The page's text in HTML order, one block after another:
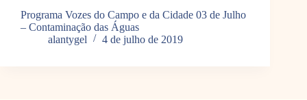
Programa Vozes do Campo e da Cidade 03 de Julho
– Contaminação das Águas
alantygel
4 de julho de 2019